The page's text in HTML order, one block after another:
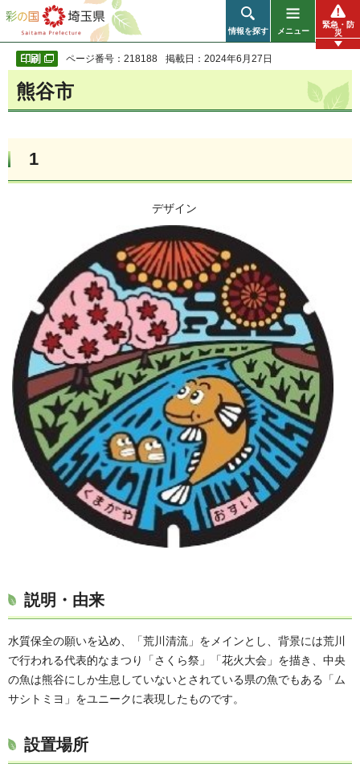
彩の国 埼玉県
情報を探す メニュー
緊急・防
災
ページ番号：218188 掲載日：2024年6月27日
熊谷市
1
デザイン
説明・由来
水質保全の願いを込め、「荒川清流」をメインとし、背景には荒川
で行われる代表的なまつり「さくら祭」「花火大会」を描き、中央
の魚は熊谷にしか生息していないとされている県の魚でもある「ム
サシトミヨ」をユニークに表現したものです。
設置場所